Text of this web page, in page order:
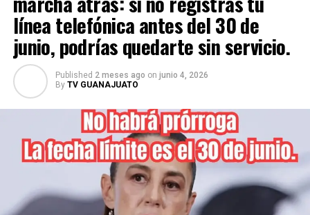
línea telefónica antes del 30 de
junio, podrías quedarte sin servicio.
Published 2 meses ago on junio 4, 2026
By TV GUANAJUATO